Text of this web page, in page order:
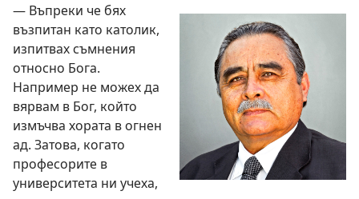
— Въпреки че бях
възпитан като католик,
изпитвах съмнения
относно Бога.
Например не можех да
вярвам в Бог, който
измъчва хората в огнен
ад. Затова, когато
професорите в
университета ни учеха,